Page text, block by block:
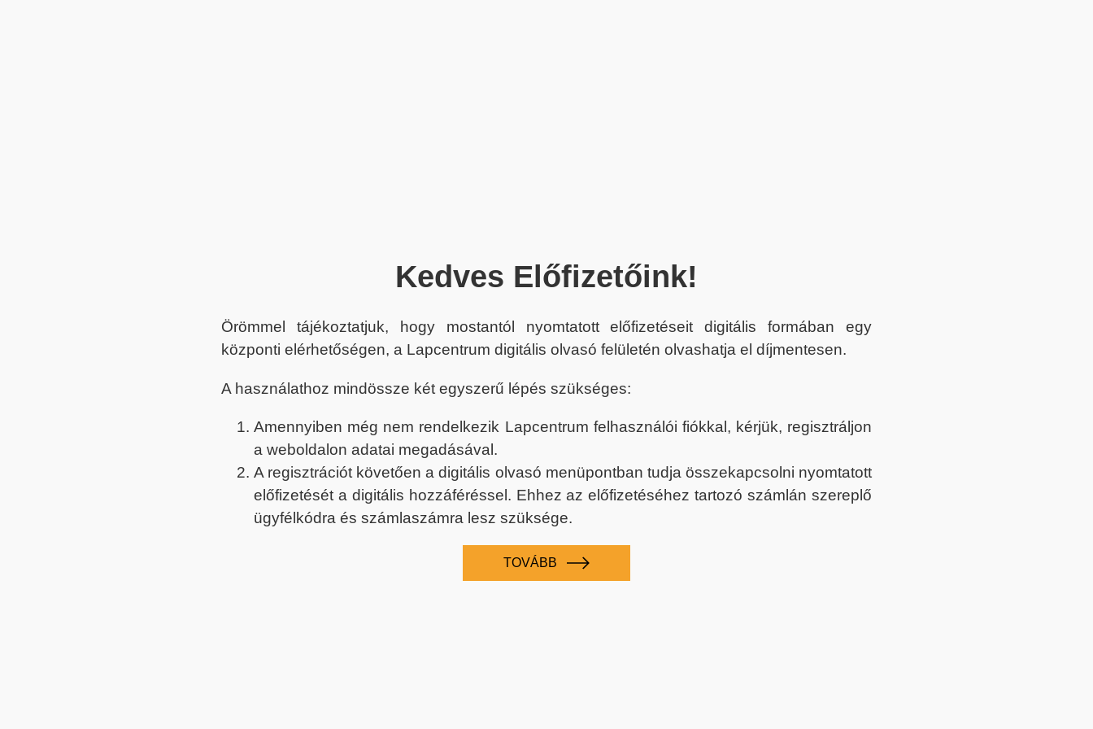
Kedves Előfizetőink!
Örömmel tájékoztatjuk, hogy mostantól nyomtatott előfizetéseit digitális formában egy
központi elérhetőségen, a Lapcentrum digitális olvasó felületén olvashatja el díjmentesen.
A használathoz mindössze két egyszerű lépés szükséges:
Amennyiben még nem rendelkezik Lapcentrum felhasználói fiókkal, kérjük, regisztráljon
a weboldalon adatai megadásával.
A regisztrációt követően a digitális olvasó menüpontban tudja összekapcsolni nyomtatott
előfizetését a digitális hozzáféréssel. Ehhez az előfizetéséhez tartozó számlán szereplő
ügyfélkódra és számlaszámra lesz szüksége.
TOVÁBB